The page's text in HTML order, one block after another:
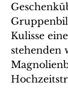
Kulisse
stehenden